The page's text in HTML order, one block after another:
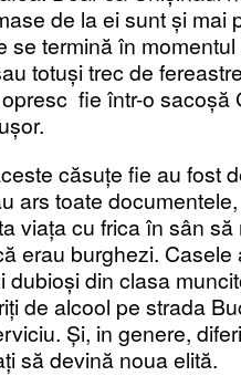
de la ei sunt și mai
se termină în
totuși trec de
fie într-o sacoșă
căsuțe fie au fost
ars toate
viața cu frica în sân
erau burghezi.
dubioși din clasa
de alcool pe strada
Și, in genere,
să devină noua elită.